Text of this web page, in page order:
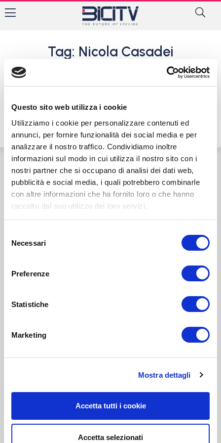
Questo sito web utilizza i cookie
Utilizziamo i cookie per personalizzare contenuti ed
annunci, per fornire funzionalità dei social media e per
analizzare il nostro traffico. Condividiamo inoltre
informazioni sul modo in cui utilizza il nostro sito con i
nostri partner che si occupano di analisi dei dati web,
pubblicità e social media, i quali potrebbero combinarle
con altre informazioni che ha fornito loro o che hanno
raccolto dal suo utilizzo dei loro servizi.
delNecessari
Preferenze
Statistiche
Marketing
Mostra dettagli
Accetta tutti i cookie
Accetta selezionati
Tag: Nicola Casadei
Varazze Superenduro: vince
Gambirasio su Casadei e
9 Maggio 2016